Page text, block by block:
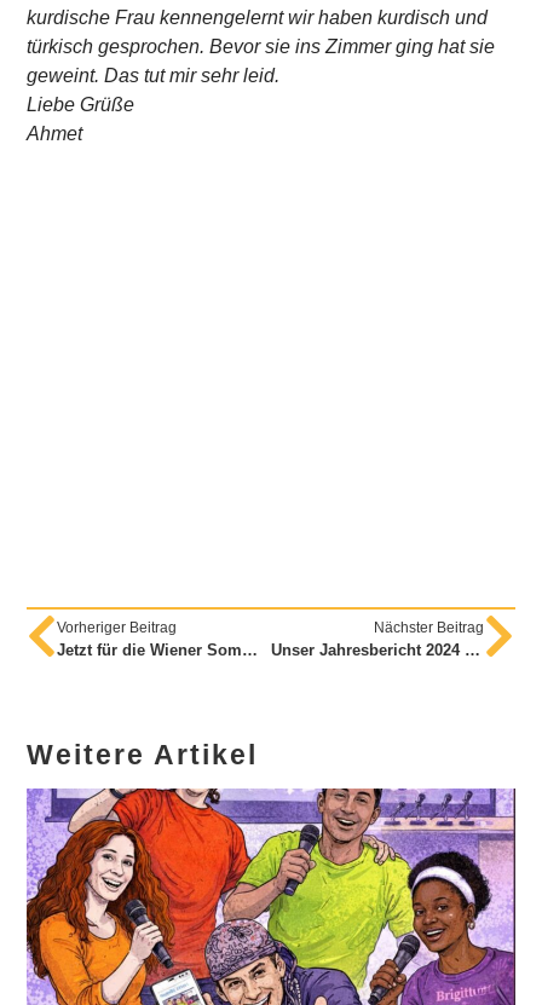
kurdische Frau kennengelernt wir haben kurdisch und
türkisch gesprochen. Bevor sie ins Zimmer ging hat sie
geweint. Das tut mir sehr leid.
Liebe Grüße
Ahmet
Vorheriger Beitrag
Jetzt für die Wiener Sommerdeutschkurse anmelden!
Nächster Beitrag
Unser Jahresbericht 2024 ist da!
Weitere Artikel